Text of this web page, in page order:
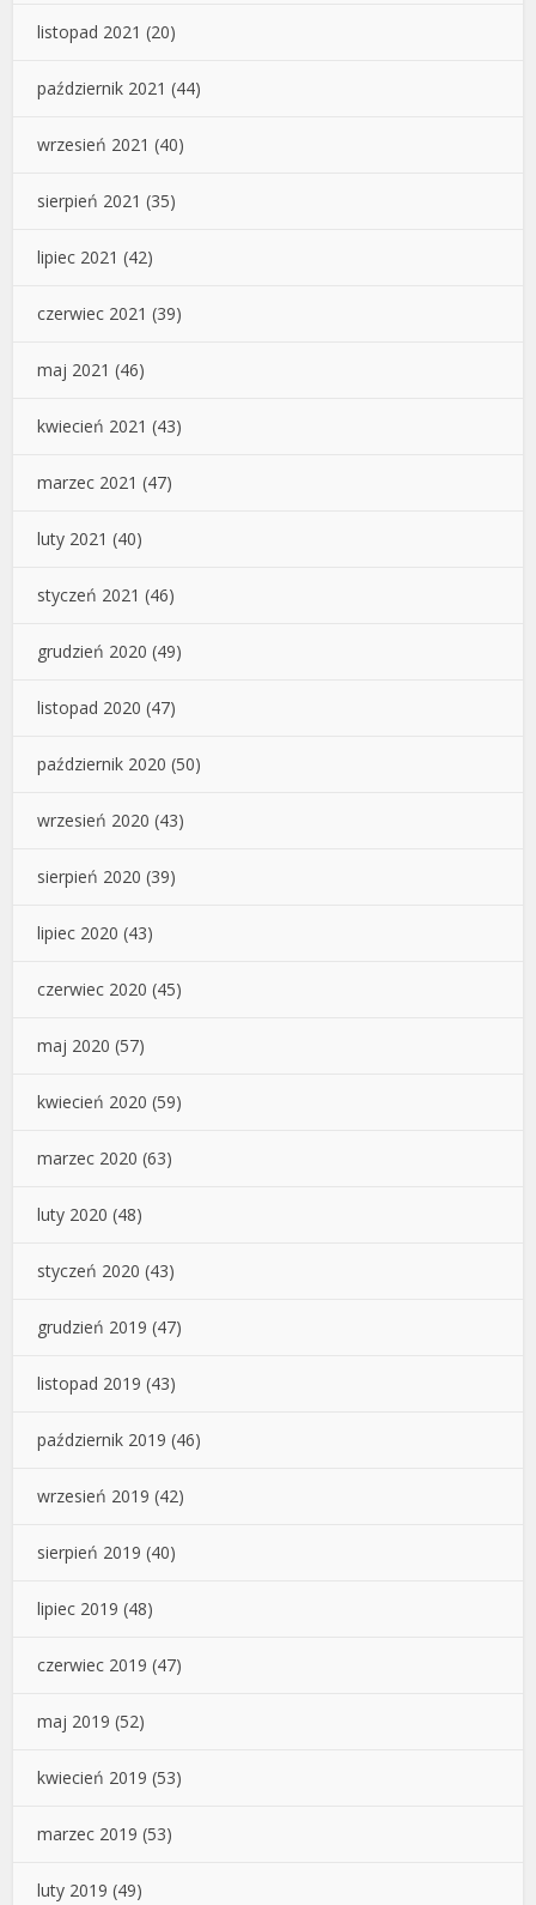
listopad 2021 (20)
październik 2021 (44)
wrzesień 2021 (40)
sierpień 2021 (35)
lipiec 2021 (42)
czerwiec 2021 (39)
maj 2021 (46)
kwiecień 2021 (43)
marzec 2021 (47)
luty 2021 (40)
styczeń 2021 (46)
grudzień 2020 (49)
listopad 2020 (47)
październik 2020 (50)
wrzesień 2020 (43)
sierpień 2020 (39)
lipiec 2020 (43)
czerwiec 2020 (45)
maj 2020 (57)
kwiecień 2020 (59)
marzec 2020 (63)
luty 2020 (48)
styczeń 2020 (43)
grudzień 2019 (47)
listopad 2019 (43)
październik 2019 (46)
wrzesień 2019 (42)
sierpień 2019 (40)
lipiec 2019 (48)
czerwiec 2019 (47)
maj 2019 (52)
kwiecień 2019 (53)
marzec 2019 (53)
luty 2019 (49)